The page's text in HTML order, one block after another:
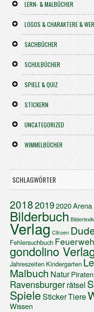
LERN- & MALBÜCHER
LOGOS & CHARAKTERE &
SACHBÜCHER
SCHULBÜCHER
SPIELE & QUIZ
STICKERN
UNCATEGORIZED
WIMMELBÜCHER
SCHLAGWÖRTER
201820192020Arena
Bilderbuch
Verlag Citroen
Fehlersuchbuch
gondolino
JahreszeitenKindergarten
MalbuchNaturPiraten
Ravensburgerrätsel
SpieleStickerTiere
Wissen